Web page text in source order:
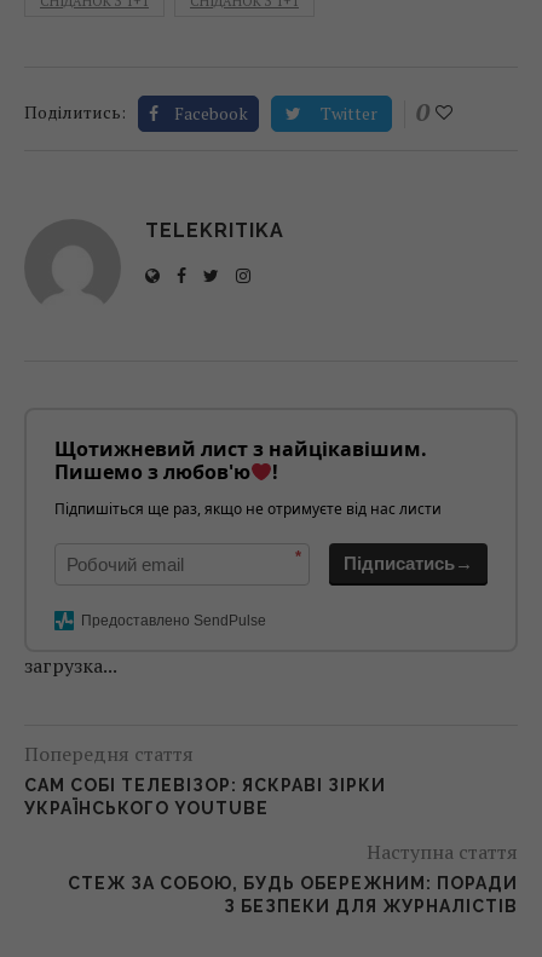
Поділитись: Facebook Twitter 0
TELEKRITIKA
Щотижневий лист з найцікавішим.
Пишемо з любов'ю
!
Підпишіться ще раз, якщо не отримуєте від нас листи
* Підписатись→
Предоставлено SendPulse
загрузка...
Попередня стаття
САМ СОБІ ТЕЛЕВІЗОР: ЯСКРАВІ ЗІРКИ
УКРАЇНСЬКОГО YOUTUBE
Наступна стаття
СТЕЖ ЗА СОБОЮ, БУДЬ ОБЕРЕЖНИМ: ПОРАДИ
З БЕЗПЕКИ ДЛЯ ЖУРНАЛІСТІВ